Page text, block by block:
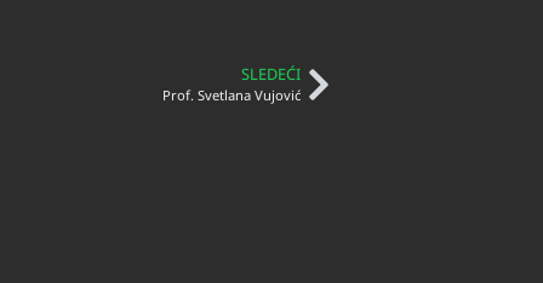
SLEDEĆI
Prof. Svetlana Vujović